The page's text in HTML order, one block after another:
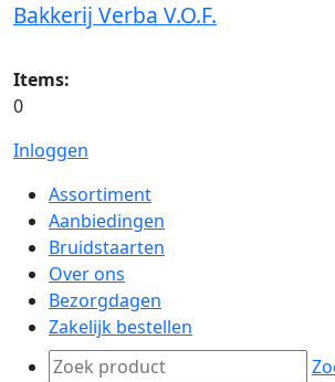
Bakkerij Verba V.O.F.
Items:
0
Inloggen
Assortiment
Aanbiedingen
Bruidstaarten
Over ons
Bezorgdagen
Zakelijk bestellen